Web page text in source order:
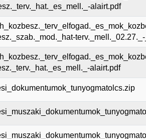
alairt.pdf
alairt.pdf